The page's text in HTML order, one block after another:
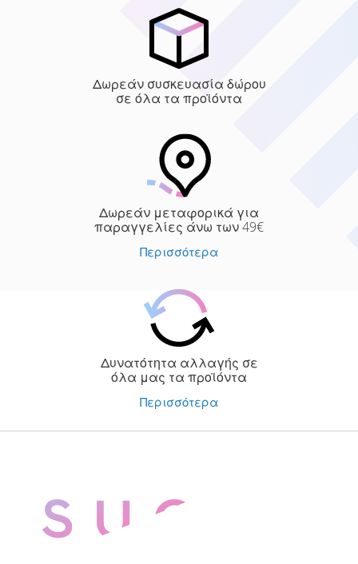
Δωρεάν συσκευασία δώρου
σε όλα τα προϊόντα
Δωρεάν μεταφορικά για
παραγγελίες άνω των 49€
Περισσότερα
Δυνατότητα αλλαγής σε
όλα μας τα προϊόντα
Περισσότερα